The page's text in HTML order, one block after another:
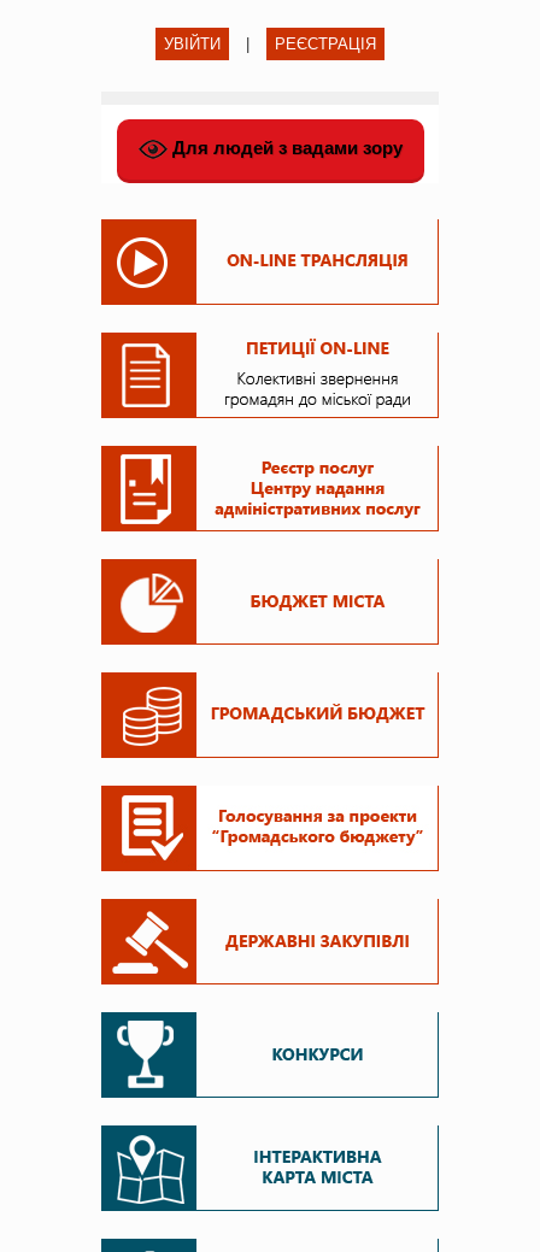
УВІЙТИ | РЕЄСТРАЦІЯ
Для людей з вадами зору